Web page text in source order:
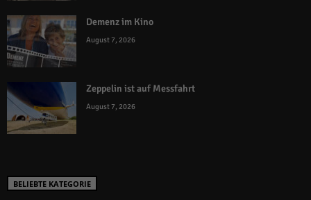
Demenz im Kino
August 7, 2026
Zeppelin ist auf Messfahrt
August 7, 2026
BELIEBTE KATEGORIE